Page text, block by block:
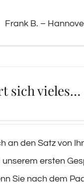
Frank B. –
sich vieles…
an den Satz von
unserem ersten
Sie nach dem